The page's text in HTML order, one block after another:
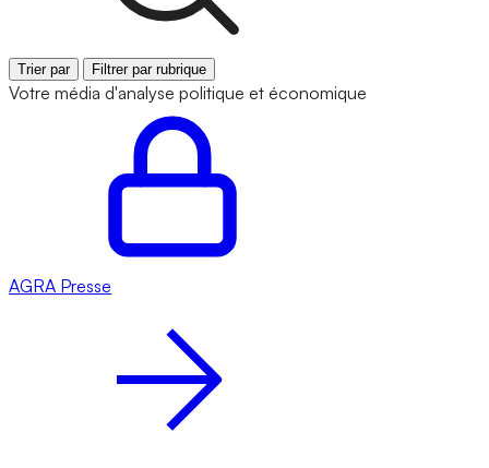
Trier par Filtrer par rubrique
Votre média d'analyse politique et économique
AGRA Presse